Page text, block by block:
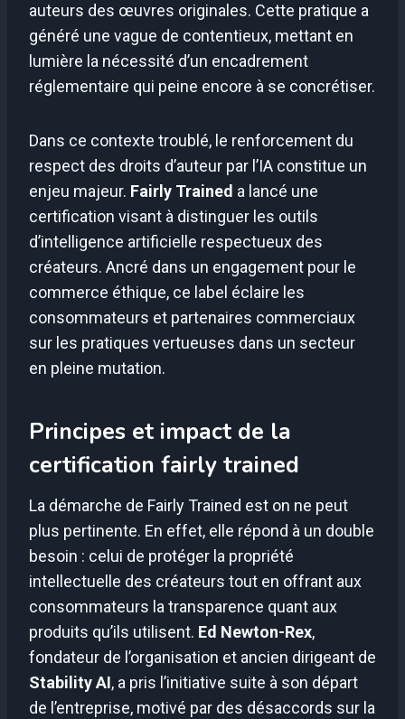
auteurs des œuvres originales. Cette pratique a
généré une vague de contentieux, mettant en
lumière la nécessité d’un encadrement
réglementaire qui peine encore à se concrétiser.
Dans ce contexte troublé, le renforcement du
respect des droits d’auteur par l’IA constitue un
enjeu majeur. Fairly Trained a lancé une
certification visant à distinguer les outils
d’intelligence artificielle respectueux des
créateurs. Ancré dans un engagement pour le
commerce éthique, ce label éclaire les
consommateurs et partenaires commerciaux
sur les pratiques vertueuses dans un secteur
en pleine mutation.
Principes et impact de la
certification fairly trained
La démarche de Fairly Trained est on ne peut
plus pertinente. En effet, elle répond à un double
besoin : celui de protéger la propriété
intellectuelle des créateurs tout en offrant aux
consommateurs la transparence quant aux
produits qu’ils utilisent. Ed Newton-Rex,
fondateur de l’organisation et ancien dirigeant de
Stability AI, a pris l’initiative suite à son départ
de l’entreprise, motivé par des désaccords sur la